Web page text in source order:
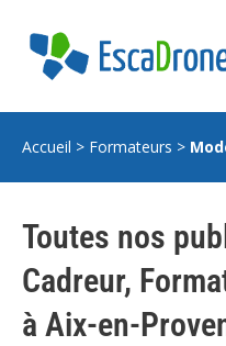
Accueil > Formateurs >
Toutes nos
Cadreur,
à Aix-en-